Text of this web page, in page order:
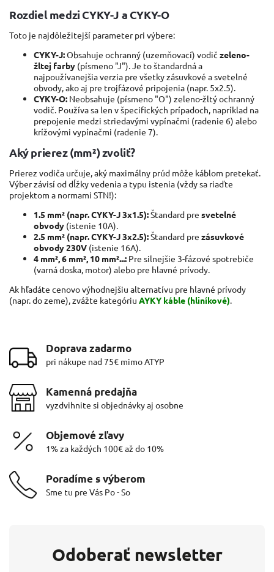
Rozdiel medzi CYKY-J a CYKY-O
Toto je najdôležitejší parameter pri výbere:
CYKY-J:Obsahuje ochranný (uzemňovací) vodič zeleno-
žltej farby (písmeno "J"). Je to štandardná a
najpoužívanejšia verzia pre všetky zásuvkové a svetelné
obvody, ako aj pre trojfázové pripojenia (napr. 5x2.5).
CYKY-O: Neobsahuje (písmeno "O") zeleno-žltý ochranný
vodič. Používa sa len v špecifických prípadoch, napríklad na
prepojenie medzi striedavými vypínačmi (radenie 6) alebo
krížovými vypínačmi (radenie 7).
Aký prierez (mm²) zvoliť?
Prierez vodiča určuje, aký maximálny prúd môže káblom pretekať.
Výber závisí od dĺžky vedenia a typu istenia (vždy sa riaďte
projektom a normami STN!):
1.5 mm² (napr. CYKY-J 3x1.5):Štandard pre svetelné
obvody (istenie 10A).
2.5 mm² (napr. CYKY-J 3x2.5):Štandard pre zásuvkové
obvody 230V (istenie 16A).
4 mm², 6 mm², 10 mm²...: Pre silnejšie 3-fázové spotrebiče
(varná doska, motor) alebo pre hlavné prívody.
Ak hľadáte cenovo výhodnejšiu alternatívu pre hlavné prívody
(napr. do zeme), zvážte kategóriu AYKY káble (hliníkové).
Doprava zadarmo
pri nákupe nad 75€ mimo ATYP
Kamenná predajňa
vyzdvihnite si objednávky aj osobne
Objemové zľavy
1% za každých 100€ až do 10%
Poradíme s výberom
Sme tu pre Vás Po - So
Odoberať newsletter